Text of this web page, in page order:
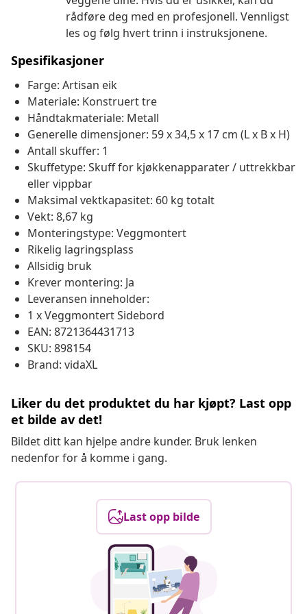
rådføre deg med en profesjonell. Vennligst
les og følg hvert trinn i instruksjonene.
Spesifikasjoner
Farge: Artisan eik
Materiale: Konstruert tre
Håndtakmateriale: Metall
Generelle dimensjoner: 59 x 34,5 x 17 cm (L x B x H)
Antall skuffer: 1
Skuffetype: Skuff for kjøkkenapparater / uttrekkbar
eller vippbar
Maksimal vektkapasitet: 60 kg totalt
Vekt: 8,67 kg
Monteringstype: Veggmontert
Rikelig lagringsplass
Allsidig bruk
Krever montering: Ja
Leveransen inneholder:
1 x Veggmontert Sidebord
EAN: 8721364431713
SKU: 898154
Brand: vidaXL
Liker du det produktet du har kjøpt? Last opp
et bilde av det!
Bildet ditt kan hjelpe andre kunder. Bruk lenken
nedenfor for å komme i gang.
Last opp bilde